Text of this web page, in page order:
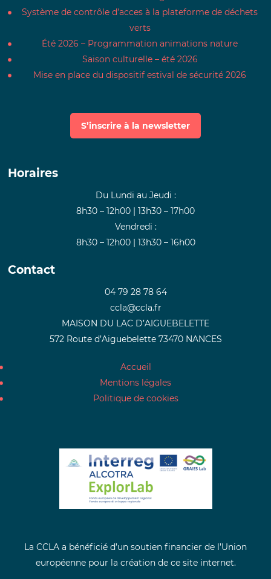
Système de contrôle d’acces à la plateforme de déchets
verts
Été 2026 – Programmation animations nature
Saison culturelle – été 2026
Mise en place du dispositif estival de sécurité 2026
S’inscrire à la newsletter
Horaires
Du Lundi au Jeudi :
8h30 – 12h00 | 13h30 – 17h00
Vendredi :
8h30 – 12h00 | 13h30 – 16h00
Contact
04 79 28 78 64
ccla@ccla.fr
MAISON DU LAC D’AIGUEBELETTE
572 Route d’Aiguebelette 73470 NANCES
Accueil
Mentions légales
Politique de cookies
La CCLA a bénéficié d’un soutien financier de l’Union
européenne pour la création de ce site internet.